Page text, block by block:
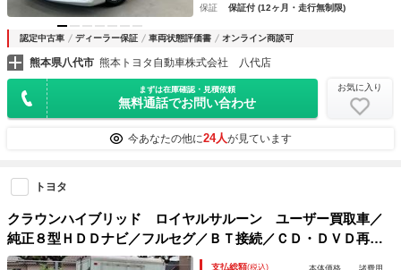
保証
保証付 (12ヶ月・走行無制限)
認定中古車 ディーラー保証 車両状態評価書 オンライン商談可
熊本県八代市 熊本トヨタ自動車株式会社 八代店
まずは在庫確認・見積依頼
無料通話でお問い合わせ
お気に入り
今あなたの他に24人が見ています
トヨタ
クラウンハイブリッド ロイヤルサルーン ユーザー買取車／
純正８型ＨＤＤナビ／フルセグ／ＢＴ接続／ＣＤ・ＤＶＤ再生
／Ｂカメラ／ビルトインＥＴＣ／ステアリングヒーター／シー
支払総額(税込)